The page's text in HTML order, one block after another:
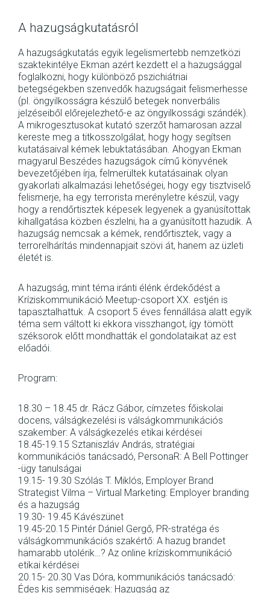
A hazugságkutatásról
A hazugságkutatás egyik legelismertebb nemzetközi
szaktekintélye Ekman azért kezdett el a hazugsággal
foglalkozni, hogy különböző pszichiátriai
betegségekben szenvedők hazugságait felismerhesse
(pl. öngyilkosságra készülő betegek nonverbális
jelzéseiből előrejelezhető-e az öngyilkossági szándék).
A mikrogesztusokat kutató szerzőt hamarosan azzal
kereste meg a titkosszolgálat, hogy hogy segítsen
kutatásaival kémek lebuktatásában. Ahogyan Ekman
magyarul Beszédes hazugságok című könyvének
bevezetőjében írja, felmerültek kutatásainak olyan
gyakorlati alkalmazási lehetőségei, hogy egy tisztviselő
felismerje, ha egy terrorista merényletre készül, vagy
hogy a rendőrtisztek képesek legyenek a gyanúsítottak
kihallgatása közben észlelni, ha a gyanúsított hazudik. A
hazugság nemcsak a kémek, rendőrtisztek, vagy a
terrorelhárítás mindennapjait szövi át, hanem az üzleti
életét is.
A hazugság, mint téma iránti élénk érdekődést a
Kríziskommunikáció Meetup-csoport XX. estjén is
tapasztalhattuk. A csoport 5 éves fennállása alatt egyik
téma sem váltott ki ekkora visszhangot, így tömött
széksorok előtt mondhatták el gondolataikat az est
előadói.
Program:
18.30 – 18.45 dr. Rácz Gábor, címzetes főiskolai
docens, válságkezelési is válságkommunikációs
szakember: A válságkezelés etikai kérdései
18.45-19.15 Sztaniszláv András, stratégiai
kommunikációs tanácsadó, PersonaR: A Bell Pottinger
-ügy tanulságai
19.15- 19.30 Szólás T. Miklós, Employer Brand
Strategist Vilma – Virtual Marketing: Employer branding
és a hazugság
19.30- 19.45 Kávészünet
19.45-20.15 Pintér Dániel Gergő, PR-stratéga és
válságkommunikációs szakértő: A hazug brandet
hamarabb utolérik…? Az online kríziskommunikáció
etikai kérdései
20.15- 20.30 Vas Dóra, kommunikációs tanácsadó:
Édes kis semmiségek: Hazugság az